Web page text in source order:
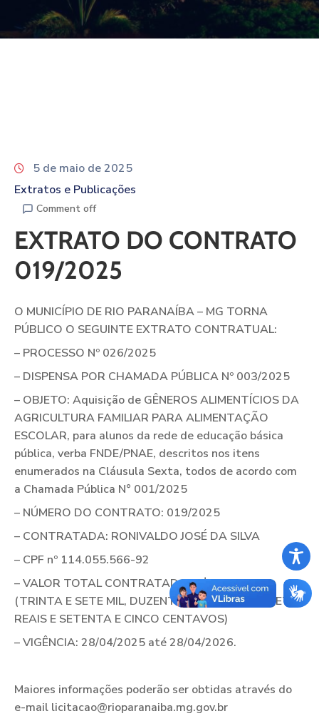
5 de maio de 2025
Extratos e Publicações
Comment off
EXTRATO DO CONTRATO
019/2025
O MUNICÍPIO DE RIO PARANAÍBA – MG TORNA
PÚBLICO O SEGUINTE EXTRATO CONTRATUAL:
– PROCESSO Nº 026/2025
– DISPENSA POR CHAMADA PÚBLICA Nº 003/2025
– OBJETO: Aquisição de GÊNEROS ALIMENTÍCIOS DA
AGRICULTURA FAMILIAR PARA ALIMENTAÇÃO
ESCOLAR, para alunos da rede de educação básica
pública, verba FNDE/PNAE, descritos nos itens
enumerados na Cláusula Sexta, todos de acordo com
a Chamada Pública N° 001/2025
– NÚMERO DO CONTRATO: 019/2025
– CONTRATADA: RONIVALDO JOSÉ DA SILVA
– CPF nº 114.055.566-92
– VALOR TOTAL CONTRATADO: R$ 37.277,75
(TRINTA E SETE MIL, DUZENTOS E SETENTA E SETE
REAIS E SETENTA E CINCO CENTAVOS)
– VIGÊNCIA: 28/04/2025 até 28/04/2026.
Maiores informações poderão ser obtidas através do
e-mail licitacao@rioparanaiba.mg.gov.br